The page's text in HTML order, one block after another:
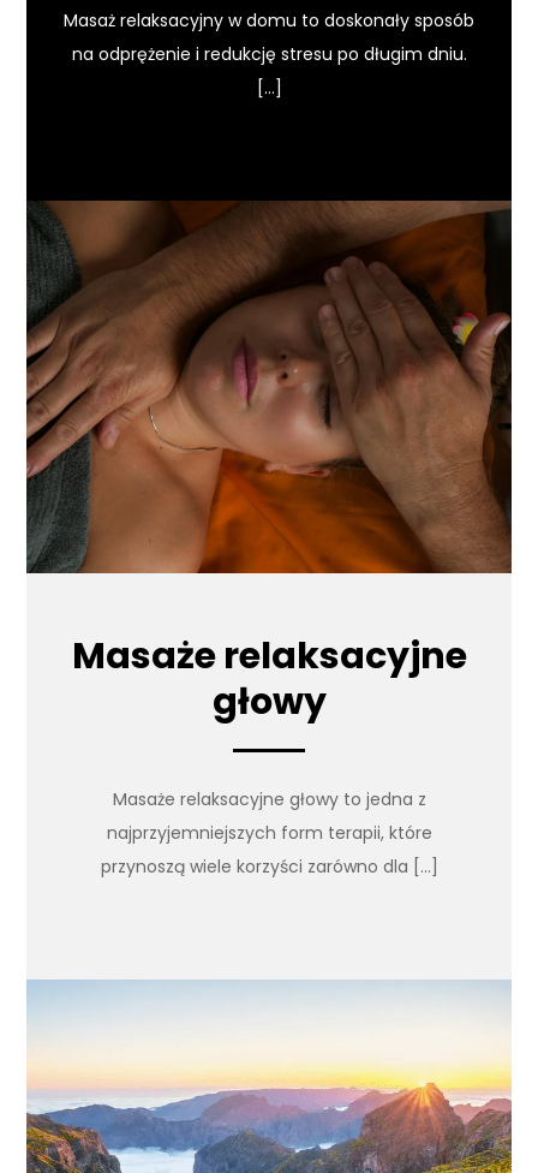
Masaż relaksacyjny w domu to doskonały sposób
na odprężenie i redukcję stresu po długim dniu.
[…]
Masaże relaksacyjne
głowy
Masaże relaksacyjne głowy to jedna z
najprzyjemniejszych form terapii, które
przynoszą wiele korzyści zarówno dla […]